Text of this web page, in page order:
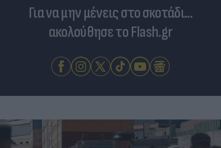
Για να μην μένεις στο σκοτάδι...
ακολούθησε το Flash.gr